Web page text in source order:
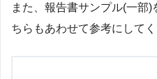
また、報告書サンプル(一部
ちらもあわせて参考にしてく